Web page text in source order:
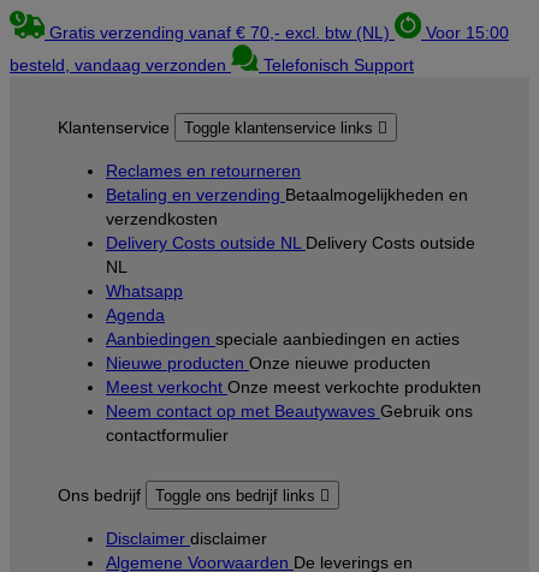
Gratis verzending vanaf € 70,- excl. btw (NL)
Voor 15:00
besteld, vandaag verzonden
Telefonisch Support
Klantenservice Toggle klantenservice links 
Reclames en retourneren
Betaling en verzending Betaalmogelijkheden en
verzendkosten
Delivery Costs outside NL Delivery Costs outside
NL
Whatsapp
Agenda
Aanbiedingen speciale aanbiedingen en acties
Nieuwe producten Onze nieuwe producten
Meest verkocht Onze meest verkochte produkten
Neem contact op met Beautywaves Gebruik ons
contactformulier
Ons bedrijf Toggle ons bedrijf links 
Disclaimer disclaimer
Algemene Voorwaarden De leverings en